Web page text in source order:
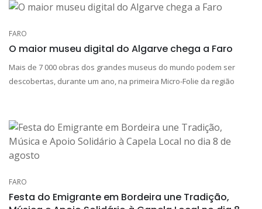
FARO
O maior museu digital do Algarve chega a Faro
Mais de 7 000 obras dos grandes museus do mundo podem ser
descobertas, durante um ano, na primeira Micro-Folie da região
FARO
Festa do Emigrante em Bordeira une Tradição,